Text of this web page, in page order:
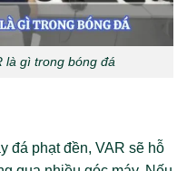
là gì trong bóng đá
đá phạt đền, VAR sẽ hỗ